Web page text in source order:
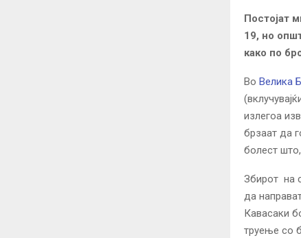
Постојат
19, но
како по
Во Велика
излегоа
брзаат да
болест
Збирот на
да
Кавасаки
труење со